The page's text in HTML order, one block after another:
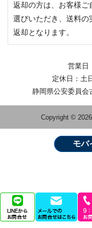
返却の方は、お客様ご
選びいただき、送料
返却となります。
営業日
定休日：土
静岡県公安委員
Copyright ©
モバ